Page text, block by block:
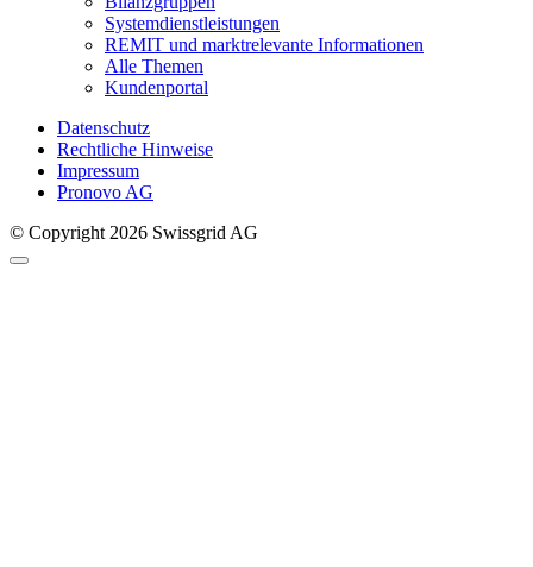
Systemdienstleistungen
REMIT und marktrelevante Informationen
Alle Themen
Kundenportal
Datenschutz
Rechtliche Hinweise
Impressum
Pronovo AG
© Copyright 2026 Swissgrid AG